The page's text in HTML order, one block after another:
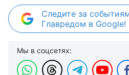
Следите за
Главредом в Google!
Мы в соцсетях: